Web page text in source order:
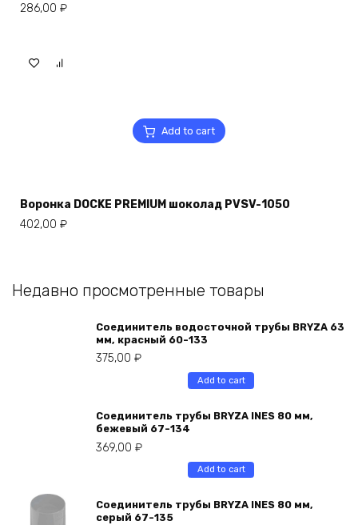
286,00 ₽
Add to cart
Воронка DOCKE PREMIUM шоколад PVSV-1050
402,00 ₽
Недавно просмотренные товары
Соединитель водосточной трубы BRYZA 63
мм, краcный 60-133
375,00 ₽
Add to cart
Соединитель трубы BRYZA INES 80 мм,
бежевый 67-134
369,00 ₽
Add to cart
Соединитель трубы BRYZA INES 80 мм,
серый 67-135